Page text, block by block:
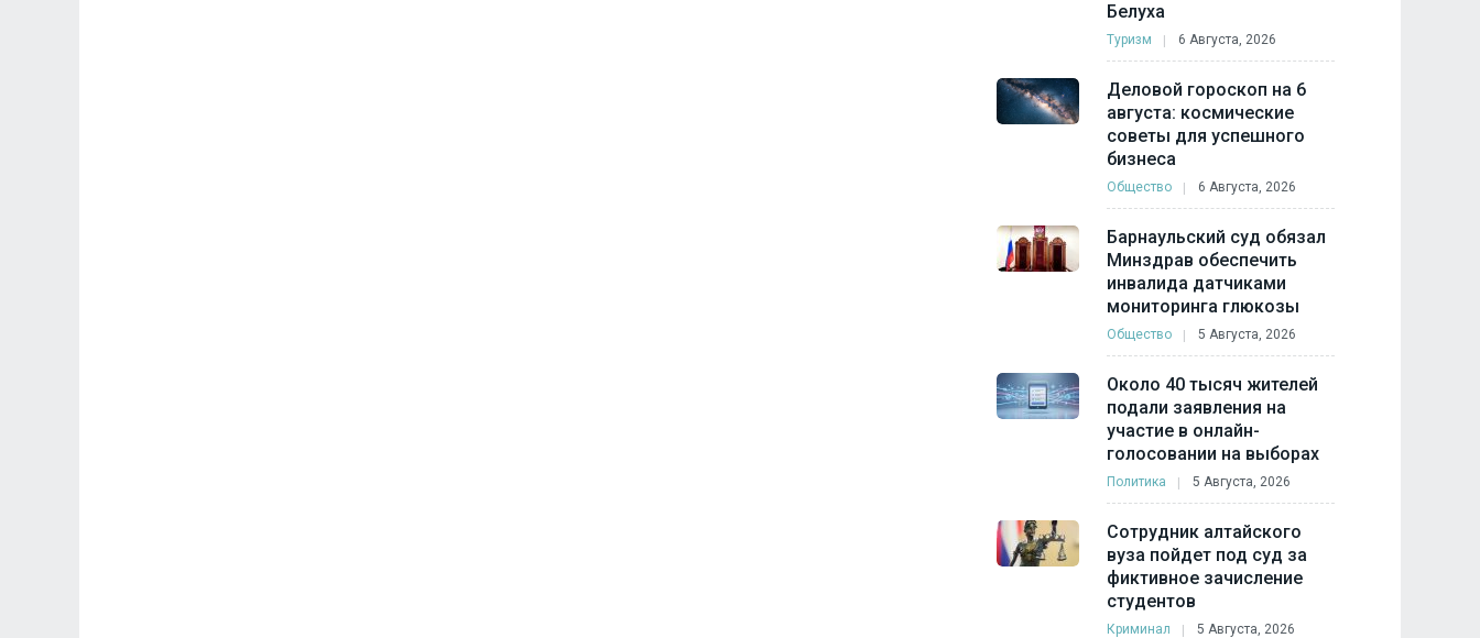
Белуха
Туризм 6 Августа, 2026
Деловой гороскоп на 6
августа: космические
советы для успешного
бизнеса
Общество 6 Августа, 2026
Барнаульский суд обязал
Минздрав обеспечить
инвалида датчиками
мониторинга глюкозы
Общество 5 Августа, 2026
Около 40 тысяч жителей
подали заявления на
участие в онлайн-
голосовании на выборах
Политика 5 Августа, 2026
Сотрудник алтайского
вуза пойдет под суд за
фиктивное зачисление
студентов
Криминал 5 Августа, 2026